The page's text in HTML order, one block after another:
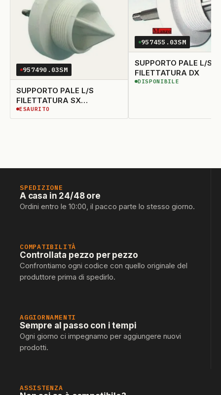
957490.03SM
SUPPORTO PALE L/S
FILETTATURA SX
ELIMINAT0
ESAURITO
ESAURITO
957455.03SM
SUPPORTO PALE L/S
FILETTATURA DX
DISPONIBILE
DISPONIBILE
SPEDIZIONE
A casa in 24/48 ore
Ordini entro le 10:00, il pacco parte lo stesso giorno.
COMPATIBILITÀ
Controllata pezzo per pezzo
Confrontiamo ogni codice con quello originale del
produttore prima di spedirlo.
AGGIORNAMENTI
Sempre al passo con i tempi
Ogni giorno ci impegnamo per aggiungere nuovi
prodotti.
ASSISTENZA